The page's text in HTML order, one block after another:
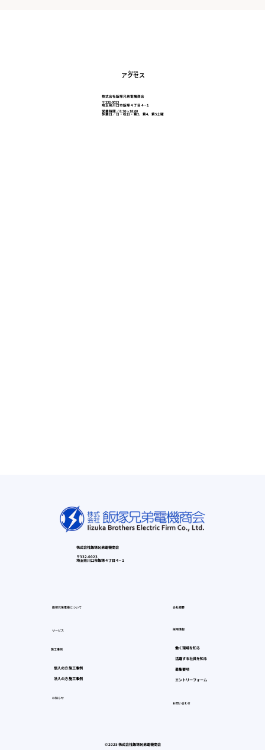
Access
アクセス
株式会社飯塚兄弟電機商会
〒332-0023
埼玉県川口市飯塚４丁目４−１
営業時間／8:30～18:00
休業日／日・祝日・第2、第4、第5土曜
株式会社飯塚兄弟電機商会
〒332-0023
埼玉県川口市飯塚４丁目４−１
飯塚兄弟電機について
サービス
施工事例
個人の方 施工事例
法人の方 施工事例
お知らせ
会社概要
採用情報
働く環境を知る
活躍する社員を知る
募集要項
エントリーフォーム
お問い合わせ
© 2025 株式会社飯塚兄弟電機商会